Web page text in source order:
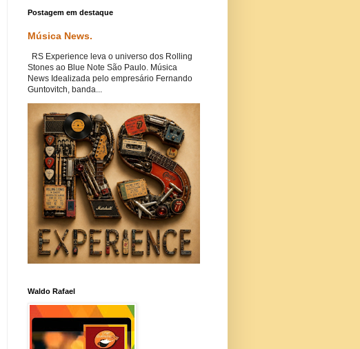
Postagem em destaque
Música News.
RS Experience leva o universo dos Rolling
Stones ao Blue Note São Paulo. Música
News Idealizada pelo empresário Fernando
Guntovitch, banda...
Waldo Rafael